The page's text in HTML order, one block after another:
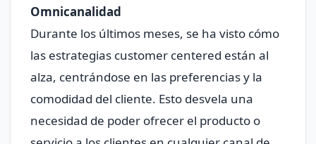
Omnicanalidad
Durante los últimos meses, se ha visto cómo
las estrategias customer centered están al
alza, centrándose en las preferencias y la
comodidad del cliente. Esto desvela una
necesidad de poder ofrecer el producto o